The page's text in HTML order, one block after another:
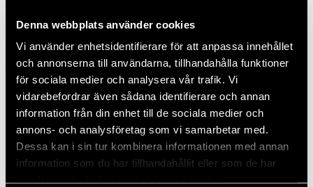
Denna webbplats använder cookies
Vi använder enhetsidentifierare för att anpassa innehållet
och annonserna till användarna, tillhandahålla funktioner
för sociala medier och analysera vår trafik. Vi
vidarebefordrar även sådana identifierare och annan
information från din enhet till de sociala medier och
annons- och analysföretag som vi samarbetar med.
Dessa kan i sin tur kombinera informationen med annan
information som du har tillhandahållit eller som de har
Fotobesiktning
Fotografera skadan direkt online. Nu slipper du åka
till verkstaden fler gånger än nödvändigt